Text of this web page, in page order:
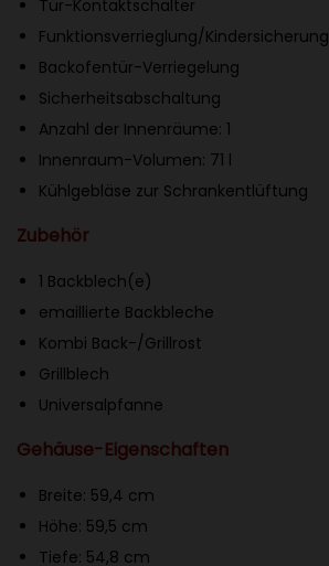
k
s
o
P
H
7
7
8
N
Tür-Kontaktschalter
Funktionsverrieglung/Kindersicherung
Backofentür-Verriegelung
Sicherheitsabschaltung
Anzahl der Innenräume: 1
Innenraum-Volumen: 71 l
Kühlgebläse zur Schrankentlüftung
Zubehör
1 Backblech(e)
emaillierte Backbleche
Kombi Back-/Grillrost
Grillblech
Universalpfanne
Gehäuse-Eigenschaften
Breite: 59,4 cm
Höhe: 59,5 cm
Tiefe: 54,8 cm